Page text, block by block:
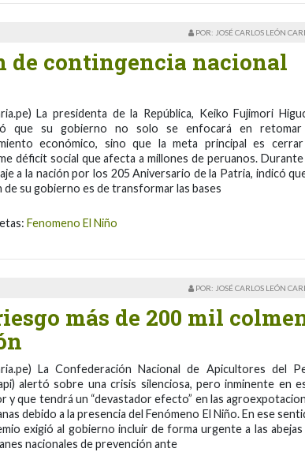
POR: JOSÉ CARLOS LEÓN
de contingencia nacional
La presidenta de la República, Keiko Fujimori
que su gobierno no solo se enfocará en
económico, sino que la meta principal es
déficit social que afecta a millones de peruanos. Durante
a la nación por los 205 Aniversario de la Patria, indicó
de su gobierno es de transformar las bases
Fenomeno El Niño
POR: JOSÉ CARLOS LEÓN
más de 200 mil
La Confederación Nacional de Apicultores del
alertó sobre una crisis silenciosa, pero inminente en
y que tendrá un “devastador efecto” en las
debido a la presencia del Fenómeno El Niño. En ese
exigió al gobierno incluir de forma urgente a las abejas
nacionales de prevención ante